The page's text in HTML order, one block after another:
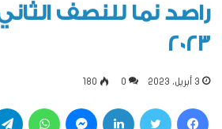
راصد نما للنصف
2023
3 أبريل، 2023 0
180
فيسبوك تويتر لينكدإن ماسنجر